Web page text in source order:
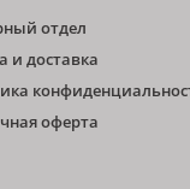
отдел
и доставка
оферта